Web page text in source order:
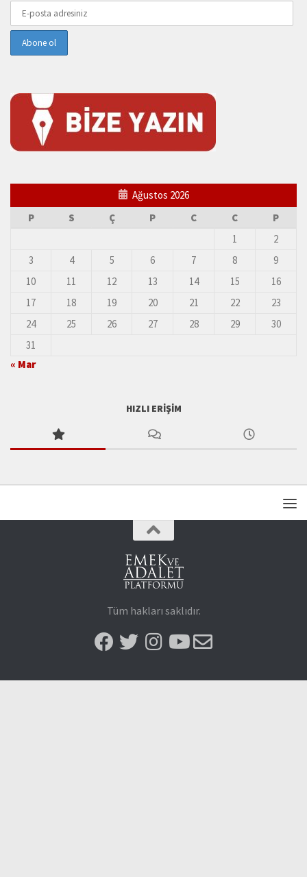
Ağustos 2026
P
S Ç P C C
P
1
2
3
4 5 6 7 8
9
10
11 12 13 14 15
16
17
18 19 20 21 22
23
24
25 26 27 28 29
30
31
« Mar
HIZLI ERIŞIM
Tüm hakları saklıdır.